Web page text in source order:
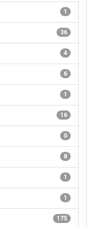
1
36
4
6
1
16
0
8
1
1
175